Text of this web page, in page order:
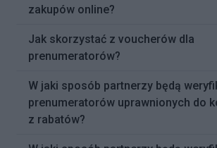
zakupów online?
Jak skorzystać z voucherów dla
prenumeratorów?
W jaki sposób partnerzy będą
prenumeratorów uprawnionych do
z rabatów?